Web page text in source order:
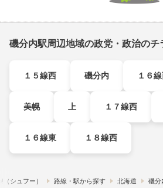
磯分内駅周辺地域の政党・政治のチ
１５線西 磯分内 １６
美幌 上 １７線西
１６線東 １８線西
シュフー） 路線・駅から探す 北海道 磯分